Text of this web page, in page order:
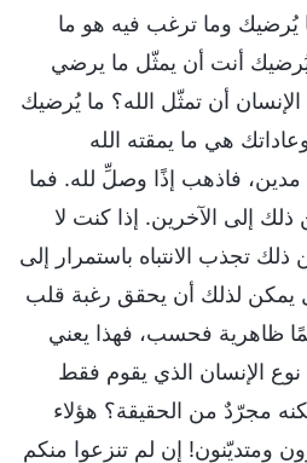
وما ترغب فيه هو ما
أنت أن يمثّل ما يرضي
أن تمثّل الله؟ ما يُرضيك
هي ما يمقته الله
فاذهب إذًا وصلِّ لله. فما
إلى الآخرين. إذا كنت لا
تجذب الانتباه باستمرار إلى
يمكن لذلك أن يحقق رغبة قلب
ظاهرية فحسب، فهذا يعني
نوع الإنسان الذي يقوم فقط
مجرّدٌ من الحقيقة؟ هؤلاء
ومتديّنون! إن لم تنزعوا منكم